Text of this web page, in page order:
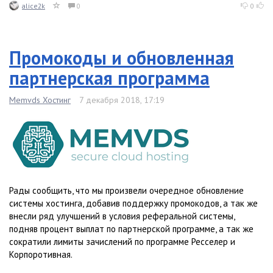
alice2k 0 0
Промокоды и обновленная
партнерская программа
Memvds Хостинг 7 декабря 2018, 17:19
Рады сообщить, что мы произвели очередное обновление
системы хостинга, добавив поддержку промокодов, а так же
внесли ряд улучшений в условия реферальной системы,
подняв процент выплат по партнерской программе, а так же
сократили лимиты зачислений по программе Ресселер и
Корпоротивная.